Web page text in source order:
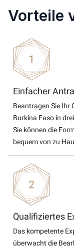
Vorteile
Einfacher
Beantragen Sie Ihr
Burkina Faso in
Sie können die
bequem von zu
Qualifiziertes
Das kompetente
überwacht die